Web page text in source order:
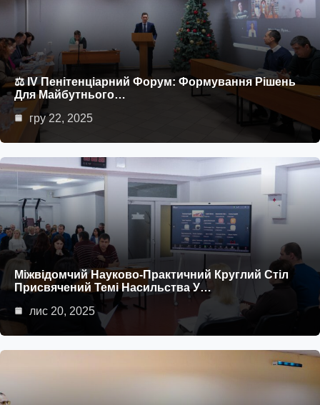
⚖ IV Пенітенціарний Форум: Формування Рішень
Для Майбутнього…
гру 22, 2025
Міжвідомчий Науково-Практичний Круглий Стіл
Присвячений Темі Насильства У…
лис 20, 2025